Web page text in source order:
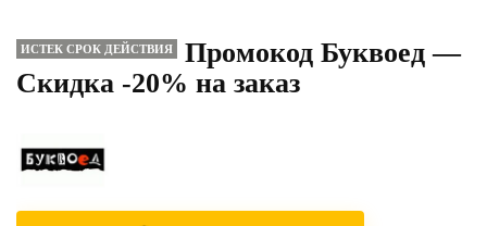
ИСТЕК СРОК ДЕЙСТВИЯ
Промокод Буквоед —
Скидка -20% на заказ